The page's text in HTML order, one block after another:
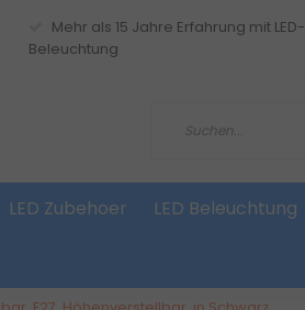
Mehr als 15 Jahre Erfahrung mit LED-
Beleuchtung
LED Zubehoer LED Beleuchtung